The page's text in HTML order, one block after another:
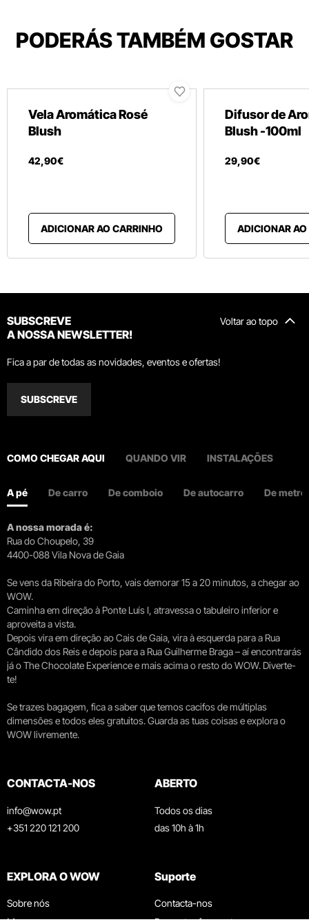
PODERÁS TAMBÉM GOSTAR
Vela Aromática Rosé
Blush
42,90€
ADICIONAR AO CARRINHO
Difusor de
Blush -100ml
29,90€
ADICIONAR
Voltar ao topo
SUBSCREVE
A NOSSA NEWSLETTER!
Fica a par de todas as novidades, eventos e ofertas!
SUBSCREVE
COMO CHEGAR AQUI QUANDO VIR INSTALAÇÕES
A pé De carro De comboio De autocarro De metro
A nossa morada é:
Rua do Choupelo, 39
4400-088 Vila Nova de Gaia
Se vens da Ribeira do Porto, vais demorar 15 a 20 minutos, a chegar ao
WOW.
Caminha em direção à Ponte Luís I, atravessa o tabuleiro inferior e
aproveita a vista.
Depois vira em direção ao Cais de Gaia, vira à esquerda para a Rua
Cândido dos Reis e depois para a Rua Guilherme Braga – aí encontrarás
já o The Chocolate Experience e mais acima o resto do WOW. Diverte-
te!
Se trazes bagagem, fica a saber que temos cacifos de múltiplas
dimensões e todos eles gratuitos. Guarda as tuas coisas e explora o
WOW livremente.
CONTACTA-NOS
info@wow.pt
+351 220 121 200
ABERTO
Todos os dias
das 10h à 1h
EXPLORA O WOW
Sobre nós
Suporte
Contacta-nos